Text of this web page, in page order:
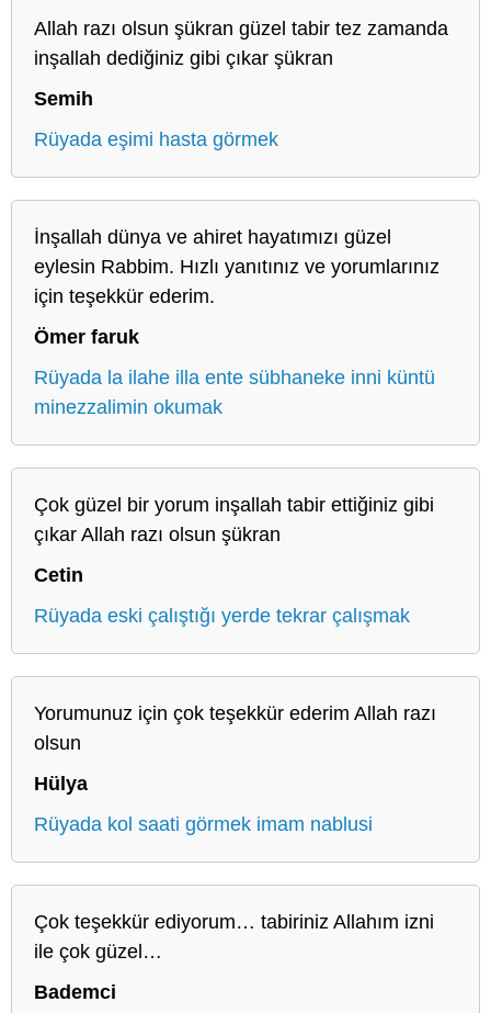
Allah razı olsun şükran güzel tabir tez zamanda
inşallah dediğiniz gibi çıkar şükran
Semih
Rüyada eşimi hasta görmek
İnşallah dünya ve ahiret hayatımızı güzel
eylesin Rabbim. Hızlı yanıtınız ve yorumlarınız
için teşekkür ederim.
Ömer faruk
Rüyada la ilahe illa ente sübhaneke inni küntü
minezzalimin okumak
Çok güzel bir yorum inşallah tabir ettiğiniz gibi
çıkar Allah razı olsun şükran
Cetin
Rüyada eski çalıştığı yerde tekrar çalışmak
Yorumunuz için çok teşekkür ederim Allah razı
olsun
Hülya
Rüyada kol saati görmek imam nablusi
Çok teşekkür ediyorum… tabiriniz Allahım izni
ile çok güzel…
Bademci